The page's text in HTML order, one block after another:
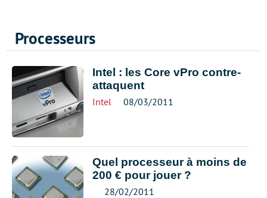
Processeurs
Intel : les Core vPro contre-
attaquent
Intel 08/03/2011
Quel processeur à moins de
200 € pour jouer ?
28/02/2011